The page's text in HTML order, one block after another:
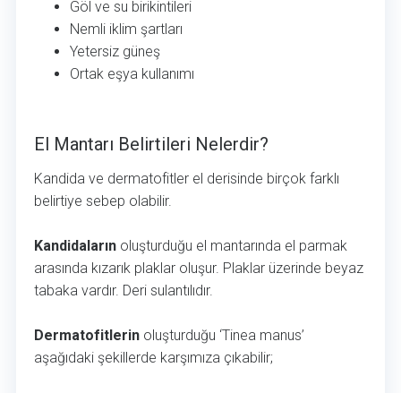
Göl ve su birikintileri
Nemli iklim şartları
Yetersiz güneş
Ortak eşya kullanımı
El Mantarı Belirtileri Nelerdir?
Kandida ve dermatofitler el derisinde birçok farklı
belirtiye sebep olabilir.
Kandidalarınoluşturduğu el mantarında el parmak
arasında kızarık plaklar oluşur. Plaklar üzerinde beyaz
tabaka vardır. Deri sulantılıdır.
Dermatofitlerinoluşturduğu ‘Tinea manus’
aşağıdaki şekillerde karşımıza çıkabilir;